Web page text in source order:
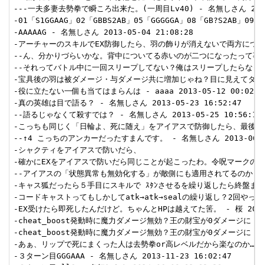
---一夫多妻去勢拳で瞬ころ出来た。(一周目Lv40) - 名無しさ
-01「S1GGAAG」02「GBBS2AB」05「GGGGGA」08「GB?S2AB
-AAAAAG - 名無しさん 2013-05-04 21:08:28
-アーチャーのスキルでEX防御したら、羽の飾りが消えないで両
--ん、分かりづらいかな。背中についてる赤いのが二つになった
--それってバトル中に一回スリープしてない？俺はスリープした
-宝具後の羽は被ダメージ・与ダメージ共に増加じゃね？目に見
-役に立たない一個も当てはまらんは - aaaa 2013-05-12
-真の英雄は目で語る？ - 名無しさん 2013-05-23 16:52:47
--語るじゃなくて殺すでは？ - 名無しさん 2013-05-25
-こっちも同じく「日輪よ、死に随え」をアイアスで防御したら、最
--↑4 こっちのアンカーだったすまんです。 - 名無しさん
-シャクティをアイアスで防いだら、
-確かにEXをアイアスで防いだら同じことが起こったわ。令呪マ
--アイアスの「状態異常も無効化する」が敵側にも適用されてる
-キャス狐だったら５手目にスキルで ｽﾀﾝさせるを繰り返したら
-コードキャストってもしかしてatk→atk→sealの繰り返し？2回や
-EX受けたら即死したんだけど。ちゃんとHPは越えてた筈。 -
-cheat_boost発動時に魔力ダメージ無効？王の財宝が0ダメー
-cheat_boost発動時に魔力ダメージ無効？王の財宝が0ダメー
-あぁ、リップで死にまくった人は去勢拳or高レベルだから楽な
-３ターン目GGGAAA - 名無しさん 2013-11-23 16:02:47